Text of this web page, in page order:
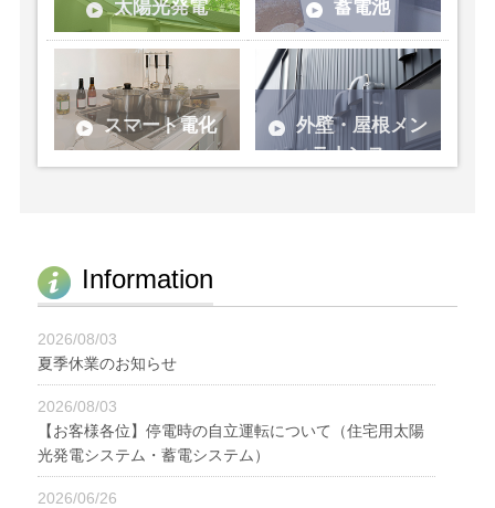
太陽光発電
太陽の光をそのまま
エネルギーに還元す
る、エコな発電方法
です。
蓄電池
電気を蓄えて、必要
時だけ使う。エコで
スマートな活用法で
す。
スマート電化
全てを電気でまかな
外壁・屋根メン
テナンス
Information
2026/08/03
夏季休業のお知らせ
2026/08/03
【お客様各位】停電時の自立運転について（住宅用太陽
光発電システム・蓄電システム）
2026/06/26